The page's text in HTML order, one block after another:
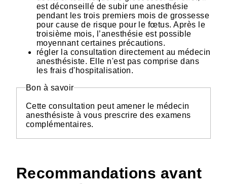
est déconseillé de subir une anesthésie
pendant les trois premiers mois de grossesse
pour cause de risque pour le fœtus. Après le
troisième mois, l’anesthésie est possible
moyennant certaines précautions.
régler la consultation directement au médecin
anesthésiste. Elle n'est pas comprise dans
les frais d'hospitalisation.
Bon à savoir
Cette consultation peut amener le médecin
anesthésiste à vous prescrire des examens
complémentaires.
Recommandations avant